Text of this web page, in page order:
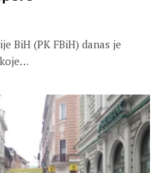
BiH (PK FBiH) danas je